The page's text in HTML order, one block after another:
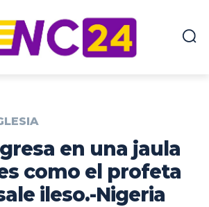
en una jaula
como el profeta
ileso.-Nigeria